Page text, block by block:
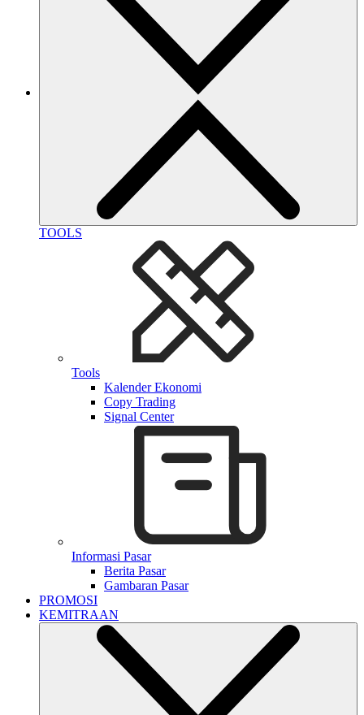
TOOLS
Tools
Kalender Ekonomi
Copy Trading
Signal Center
Informasi Pasar
Berita Pasar
Gambaran Pasar
PROMOSI
KEMITRAAN